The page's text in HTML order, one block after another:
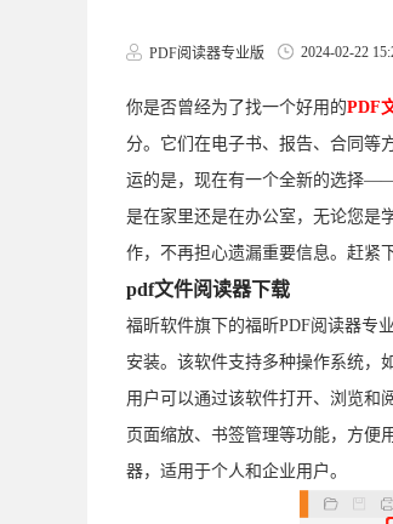
PDF阅读器专业版 2024-02-22
你是否曾经为了找一个好用的PDF
分。它们在电子书、报告、合同等
运的是，现在有一个全新的选择
是在家里还是在办公室，无论您是
作，不再担心遗漏重要信息。赶紧
pdf文件阅读器下载
福昕软件旗下的福昕PDF阅读器专
安装。该软件支持多种操作系统，
用户可以通过该软件打开、浏览和
页面缩放、书签管理等功能，方便
器，适用于个人和企业用户。